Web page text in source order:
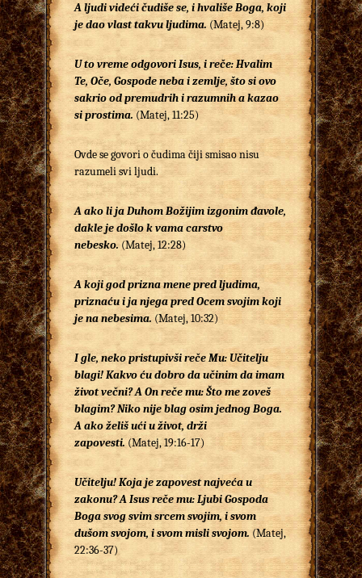
A ljudi videći čudiše se, i hvališe Boga, koji
je dao vlast takvu ljudima. (Matej, 9:8)
U to vreme odgovori Isus, i reče: Hvalim
Te, Oče, Gospode neba i zemlje, što si ovo
sakrio od premudrih i razumnih a kazao
si prostima. (Matej, 11:25)
Ovde se govori o čudima čiji smisao nisu
razumeli svi ljudi.
A ako li ja Duhom Božijim izgonim đavole,
dakle je došlo k vama carstvo
nebesko.(Matej, 12:28)
A koji god prizna mene pred ljudima,
priznaću i ja njega pred Ocem svojim koji
je na nebesima. (Matej, 10:32)
I gle, neko pristupivši reče Mu: Učitelju
blagi! Kakvo ću dobro da učinim da imam
život večni? A On reče mu: Što me zoveš
blagim? Niko nije blag osim jednog Boga.
A ako želiš ući u život, drži
zapovesti.(Matej, 19:16-17)
Učitelju! Koja je zapovest najveća u
zakonu?A Isus reče mu: Ljubi Gospoda
Boga svog svim srcem svojim, i svom
dušom svojom, i svom misli svojom. (Matej,
22:36-37)